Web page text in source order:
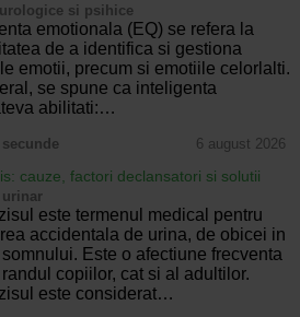
si psihice
emotionala (EQ) se refera la
de a identifica si gestiona
emotii, precum si emotiile celorlalti.
se spune ca inteligenta
abilitati:…
6 august 2026
cauze, factori declansatori si solutii
urinar
este termenul medical pentru
accidentala de urina, de obicei in
Este o afectiune frecventa
copiilor, cat si al adultilor.
este considerat…